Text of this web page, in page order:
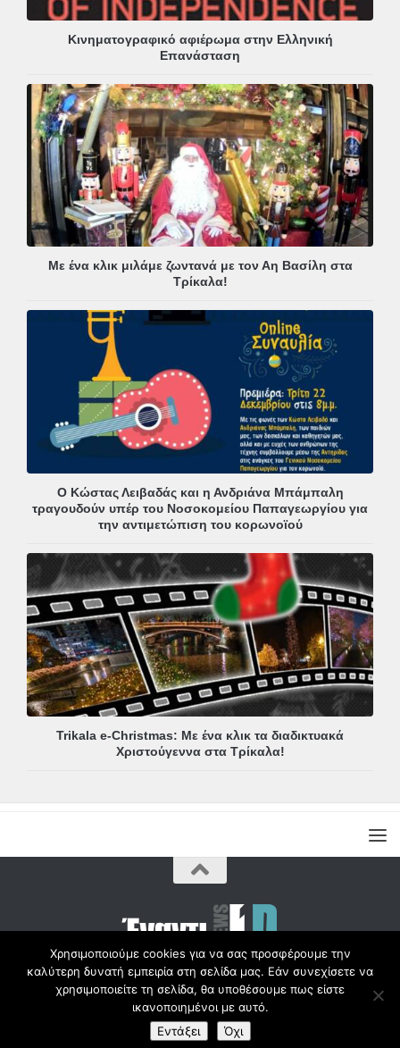
Κινηματογραφικό αφιέρωμα στην Ελληνική
Επανάσταση
Με ένα κλικ μιλάμε ζωντανά με τον Αη Βασίλη στα
Τρίκαλα!
Ο Κώστας Λειβαδάς και η Ανδριάνα Μπάμπαλη
τραγουδούν υπέρ του Νοσοκομείου Παπαγεωργίου για
την αντιμετώπιση του κορωνοϊού
Trikala e-Christmas: Με ένα κλικ τα διαδικτυακά
Χριστούγεννα στα Τρίκαλα!
Copyright © Radio1d.gr 2012-2017 |
Χρησιμοποιούμε cookies για να σας προσφέρουμε την
καλύτερη δυνατή εμπειρία στη σελίδα μας. Εάν συνεχίσετε να
χρησιμοποιείτε τη σελίδα, θα υποθέσουμε πως είστε
ικανοποιημένοι με αυτό.
Εντάξει
Όχι